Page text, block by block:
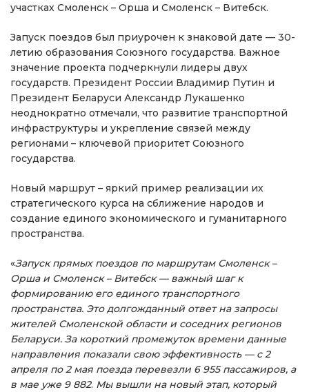
участках Смоленск – Орша и Смоленск – Витебск.
Запуск поездов был приурочен к знаковой дате — 30-
летию образования Союзного государства. Важное
значение проекта подчеркнули лидеры двух
государств. Президент России Владимир Путин и
Президент Беларуси Александр Лукашенко
неоднократно отмечали, что развитие транспортной
инфраструктуры и укрепление связей между
регионами – ключевой приоритет Союзного
государства.
Новый маршрут – яркий пример реализации их
стратегического курса на сближение народов и
создание единого экономического и гуманитарного
пространства.
«Запуск прямых поездов по маршрутам Смоленск –
Орша и Смоленск – Витебск — важный шаг к
формированию его единого транспортного
пространства. Это долгожданный ответ на запросы
жителей Смоленской области и соседних регионов
Беларуси. За короткий промежуток времени данные
направления показали свою эффективность — с 2
апреля по 2 мая поезда перевезли 6 955 пассажиров, а
в мае уже 9 882. Мы вышли на новый этап, который